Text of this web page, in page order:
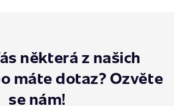
některá z našich
máte dotaz? Ozvěte
se nám!